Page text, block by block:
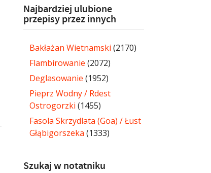
Najbardziej ulubione
przepisy przez innych
Bakłażan Wietnamski (2170)
Flambirowanie (2072)
Deglasowanie (1952)
Pieprz Wodny / Rdest
Ostrogorzki (1455)
Fasola Skrzydlata (Goa) / Łust
Głąbigorszeka (1333)
Szukaj w notatniku